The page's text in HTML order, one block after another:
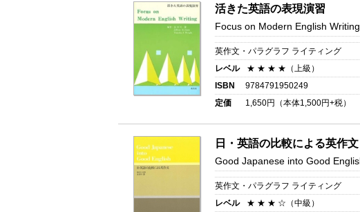
活きた英語の表現演習
Focus on Modern English Writing
英作文・パラグラフ ライティング
レベル
★ ★ ★ ★（上級）
ISBN
9784791950249
定価
1,650円（本体1,500円+税）
日・英語の比較による英作文
Good Japanese into Good
英作文・パラグラフ ライティング
レベル
★ ★ ★ ☆（中級）